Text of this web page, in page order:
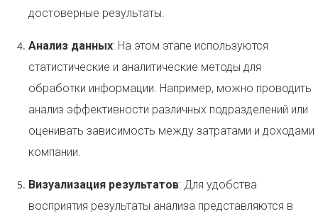
достоверные результаты.
Анализ данных: На этом этапе используются
статистические и аналитические методы для
обработки информации. Например, можно проводить
анализ эффективности различных подразделений или
оценивать зависимость между затратами и доходами
компании.
Визуализация результатов: Для удобства
восприятия результаты анализа представляются в